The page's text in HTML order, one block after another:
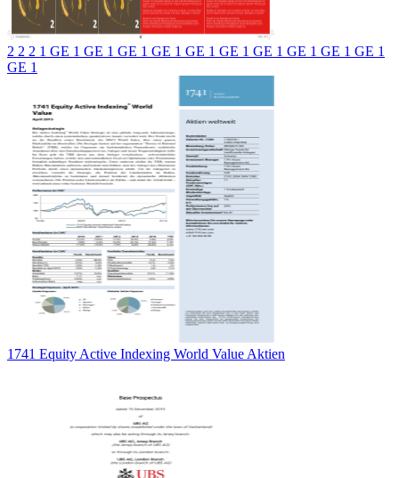
2 2 2 1 GE 1 GE 1 GE 1 GE 1 GE 1 GE 1 GE 1 GE 1 GE 1 GE 1
GE 1
1741 Equity Active Indexing World Value Aktien